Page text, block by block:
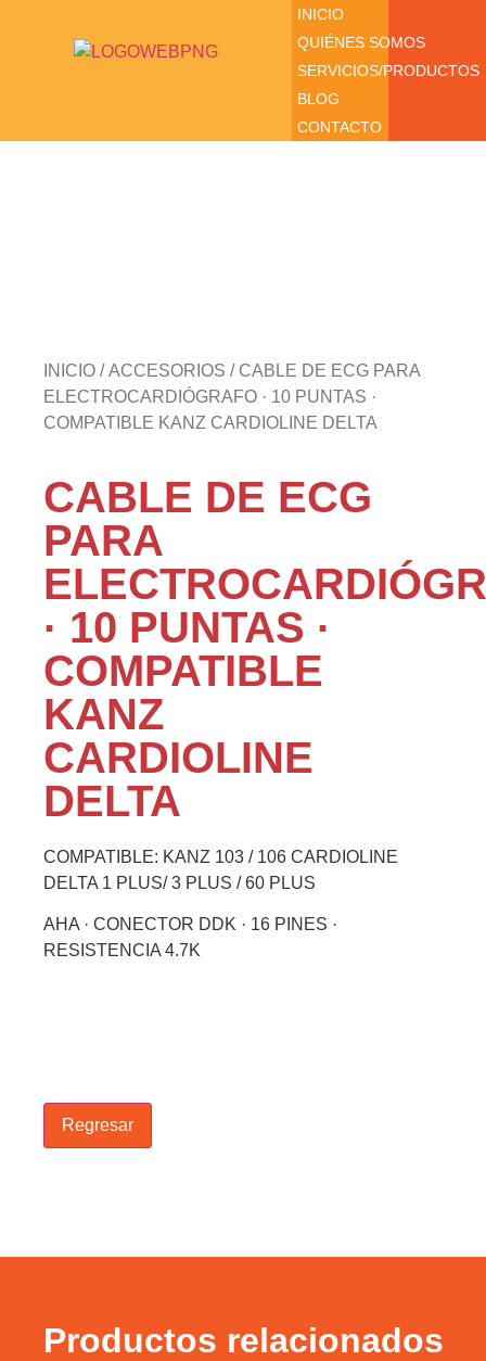
INICIO
QUIÉNES SOMOS
SERVICIOS/PRODUCTOS
BLOG
CONTACTO
INICIO /ACCESORIOS / CABLE DE ECG PARA
ELECTROCARDIÓGRAFO · 10 PUNTAS ·
COMPATIBLE KANZ CARDIOLINE DELTA
CABLE DE ECG
PARA
· 10 PUNTAS ·
COMPATIBLE
KANZ
CARDIOLINE
DELTA
COMPATIBLE: KANZ 103 / 106 CARDIOLINE
DELTA 1 PLUS/ 3 PLUS / 60 PLUS
AHA · CONECTOR DDK · 16 PINES ·
RESISTENCIA 4.7K
Regresar
Productos relacionados